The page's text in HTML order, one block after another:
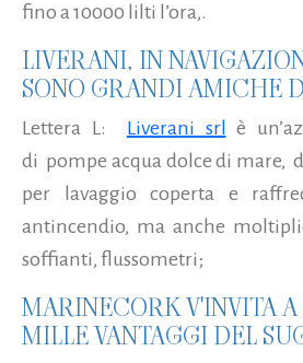
fino a 10000 lilti l’ora,.
LIVERANI, IN
SONO GRANDI AMICHE
Lettera L: Liverani srl
è
di pompe acqua dolce di mare,
per lavaggio coperta e
antincendio, ma anche
soffianti, flussometri;
MARINECORK V'INVITA
MILLE VANTAGGI DEL